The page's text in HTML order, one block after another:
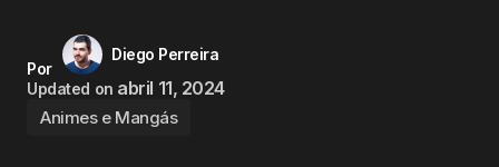
Por
Diego Perreira
Updated on abril 11, 2024
Animes e Mangás